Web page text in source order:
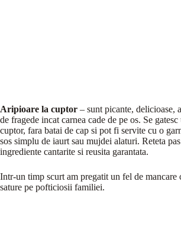
Aripioare la cuptor – sunt picante, delicioase,
de fragede incat carnea cade de pe os. Se gatesc
cuptor, fara batai de cap si pot fi servite cu o
sos simplu de iaurt sau mujdei alaturi. Reteta
ingrediente cantarite si reusita garantata.
Intr-un timp scurt am pregatit un fel de mancare
sature pe pofticiosii familiei.